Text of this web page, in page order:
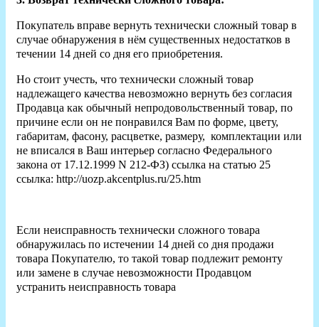
Покупатель вправе вернуть технически сложный товар в
случае обнаружения в нём существенных недостатков в
течении 14 дней со дня его приобретения.
Но стоит учесть, что технически сложный товар
надлежащего качества невозможно вернуть без согласия
Продавца как обычный непродовольственный товар, по
причине если он не понравился Вам по форме, цвету,
габаритам, фасону, расцветке, размеру, комплектации или
не вписался в Ваш интерьер согласно Федерального
закона от 17.12.1999 N 212-ФЗ) ссылка на статью 25
ссылка: http://uozp.akcentplus.ru/25.htm
Если неисправность технически сложного товара
обнаружилась по истечении 14 дней со дня продажи
товара Покупателю, то такой товар подлежит ремонту
или замене в случае невозможности Продавцом
устранить неисправность товара